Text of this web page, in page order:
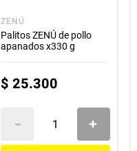
ZENÚ
Palitos ZENÚ de pollo
apanados x330 g
$ 25.300